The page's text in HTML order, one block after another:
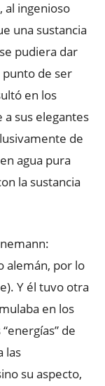
al ingenioso
una sustancia
pudiera dar
punto de ser
en los
a sus elegantes
de
agua pura
la sustancia
alemán, por lo
Y él tuvo otra
en los
de
las
su aspecto,